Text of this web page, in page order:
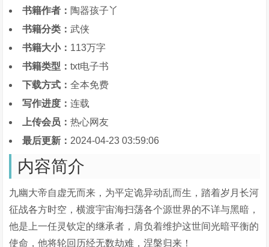
书籍作者： 陶器孩子丫
书籍分类：武侠
书籍大小： 113万字
书籍类型：txt电子书
下载方式：全本免费
写作进度：连载
上传会员：热心网友
最后更新： 2024-04-23 03:59:06
内容简介
九幽大帝自虚无而来，为平定诡异动乱而生，踏着岁月长河
征战各方时空，横渡宇宙海扫荡各个源世界的不详与黑暗，
他是上一任灵钦定的继承者，肩负着维护这世间光暗平衡的
使命，他将轮回历经无数劫难，涅槃归来！